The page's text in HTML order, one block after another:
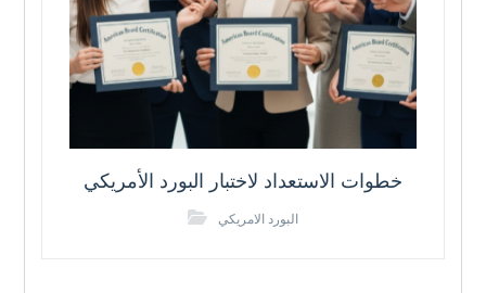
خطوات الاستعداد لاختبار البورد الأمريكي
البورد الامريكي